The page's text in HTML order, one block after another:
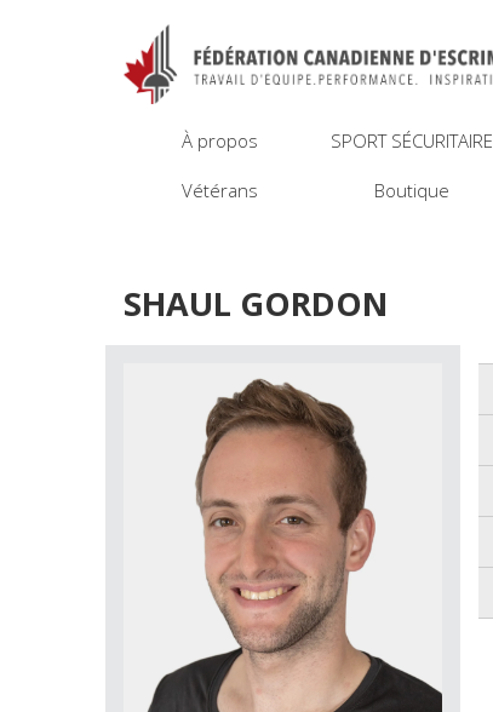
À propos SPORT SÉCURITAIRE
Vétérans Boutique
SHAUL GORDON